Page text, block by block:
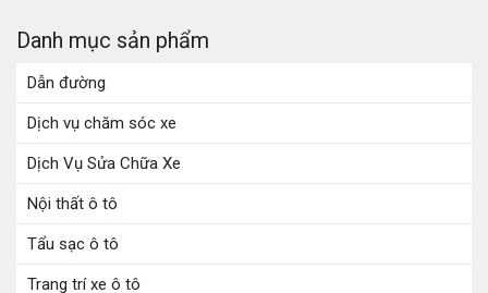
Danh mục sản phẩm
Dẫn đường
Dịch vụ chăm sóc xe
Dịch Vụ Sửa Chữa Xe
Nội thất ô tô
Tẩu sạc ô tô
Trang trí xe ô tô